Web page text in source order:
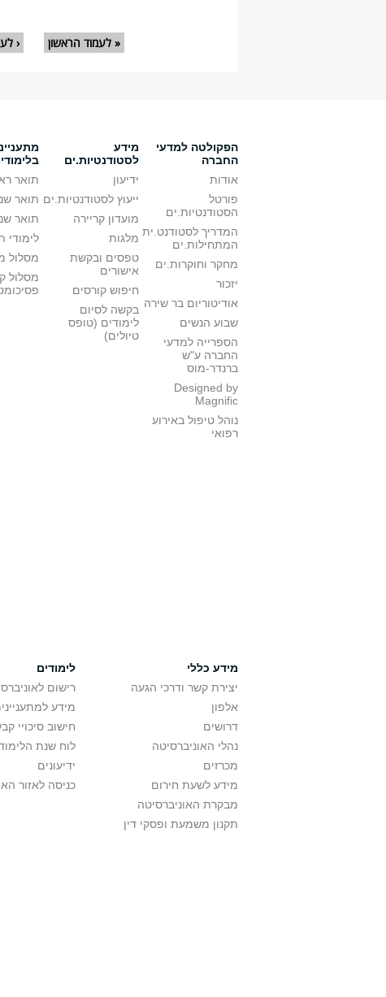
« לעמוד הראשון ‹
הפקולטה למדעי
החברה
אודות
פורטל
הסטודנטיות.ים
המדריך לסטודנט.ית
המתחילות.ים
מחקר וחוקרות.ים
יזכור
אודיטוריום בר שירה
שבוע הנשים
הספרייה למדעי
החברה ע"ש
ברנדר-מוס
Designed by
Magnific
נוהל טיפול באירוע
רפואי
מידע
לסטודנטיות.ים
ידיעון
ייעוץ לסטודנטיות.ים
מועדון קריירה
מלגות
טפסים ובקשת
אישורים
חיפוש קורסים
בקשה לסיום
לימודים (טופס
טיולים)
תואר
תואר
תואר
לימודי
מסלול
מסלול
מידע כללי
יצירת קשר ודרכי הגעה
אלפון
דרושים
נהלי האוניברסיטה
מכרזים
מידע לשעת חירום
מבקרת האוניברסיטה
תקנון משמעת ופסקי דין
לימודים
רישום
מידע
חישוב סיכויי
לוח שנת
ידיעונים
כניסה לאזור